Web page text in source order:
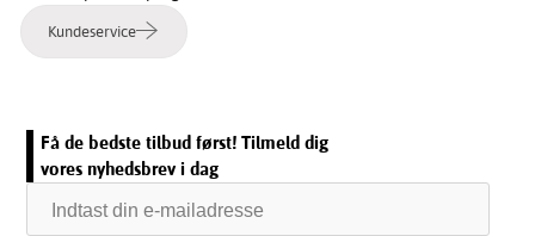
Kundeservice
Få de bedste tilbud først! Tilmeld dig
vores nyhedsbrev i dag